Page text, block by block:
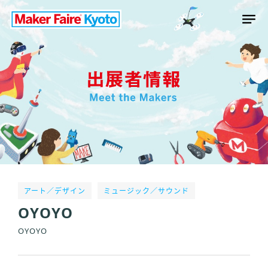
アート／デザイン ミュージック／サウンド
OYOYO
OYOYO